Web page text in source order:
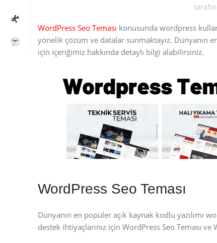
WordPress Seo Teması konusunda wordpress
yönelik çözüm ve datalar sunmaktayız. Dünyanın
için içeriğimiz hakkında detaylı bilgi alabilirsiniz.
WordPress Seo Teması
Dünyanın en popüler açık kaynak kodlu
destek ihtiyaçlarınız için WordPress Seo Teması